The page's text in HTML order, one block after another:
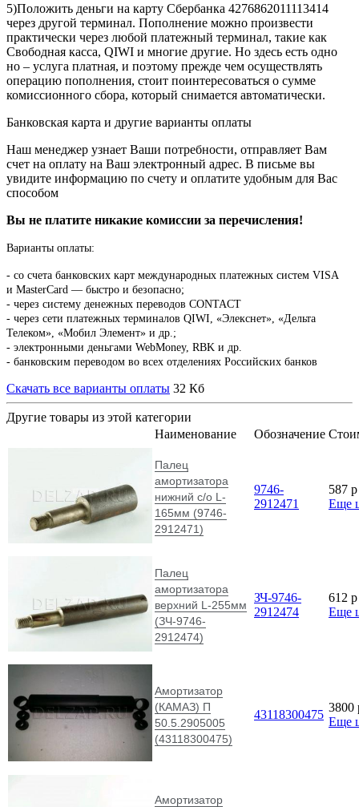
5)Положить деньги на карту Сбербанка 4276862011113414
через другой терминал. Пополнение можно произвести
практически через любой платежный терминал, такие как
Свободная касса, QIWI и многие другие. Но здесь есть одно
но – услуга платная, и поэтому прежде чем осуществлять
операцию пополнения, стоит поинтересоваться о сумме
комиссионного сбора, который снимается автоматически.
Банковская карта и другие варианты оплаты
Наш менеджер узнает Ваши потребности, отправляет Вам
счет на оплату на Ваш электронный адрес. В письме вы
увидите информацию по счету и оплатите удобным для Вас
способом
Вы не платите никакие комиссии за перечисления!
Варианты оплаты:
- со счета банковских карт международных платежных систем VISA
и MasterCard — быстро и безопасно;
- через систему денежных переводов CONTACT
- через сети платежных терминалов QIWI, «Элекснет», «Дельта
Телеком», «Мобил Элемент» и др.;
- электронными деньгами WebMoney, RBK и др.
- банковским переводом во всех отделениях Российских банков
Скачать все варианты оплаты 32 Кб
Другие товары из этой категории
Наименование
Обозначение
Палец
амортизатора
нижний с/о L-
165мм (9746-
2912471)
9746-
2912471
587 p
Еще
Палец
амортизатора
верхний L-255мм
(ЗЧ-9746-
2912474)
ЗЧ-9746-
2912474
612 p
Еще
Амортизатор
(КАМАЗ) П
50.5.2905005
(43118300475)
43118300475
3800
Еще
Амортизатор